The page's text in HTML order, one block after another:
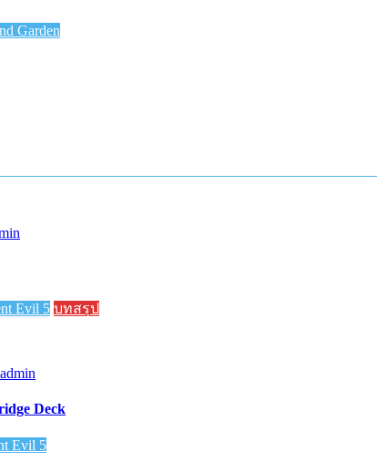
Garden
Evil 5 บทสรุป
admin
Deck
Evil 5